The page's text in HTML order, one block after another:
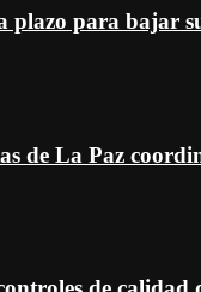
para bajar
de La Paz